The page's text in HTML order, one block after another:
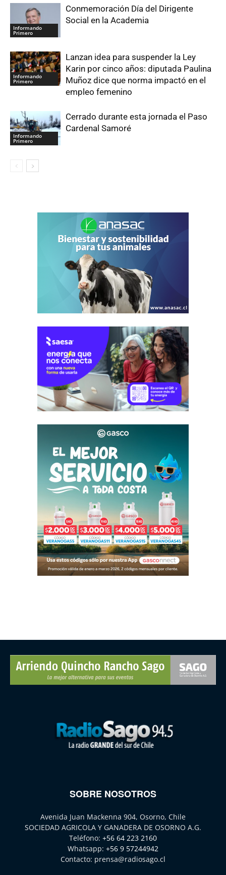
Informando
Primero
Conmemoración Día del Dirigente
Social en la Academia
Informando
Primero
Lanzan idea para suspender la Ley
Karin por cinco años: diputada Paulina
Muñoz dice que norma impactó en el
empleo femenino
Informando
Primero
Cerrado durante esta jornada el Paso
Cardenal Samoré
SOBRE NOSOTROS
Avenida Juan Mackenna 904, Osorno, Chile
SOCIEDAD AGRICOLA Y GANADERA DE OSORNO A.G.
Teléfono: +56 64 223 2160
Whatsapp: +56 9 57244942
Contacto: prensa@radiosago.cl